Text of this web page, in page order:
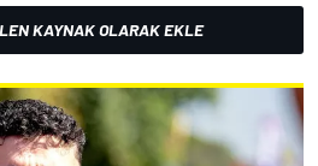
KAYNAK OLARAK EKLE